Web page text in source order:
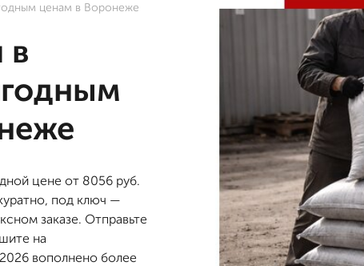
ценам в Воронеже
в
цене от 8056 руб.
под ключ —
заказе. Отправьте
на
вополнено более